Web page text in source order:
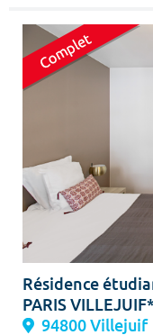
Résidence
PARIS
94800 Villejuif